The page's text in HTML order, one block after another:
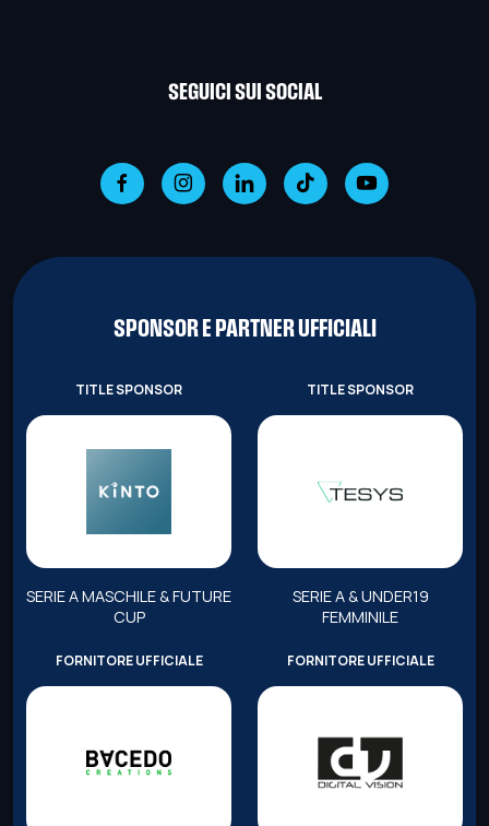
SEGUICI SUI SOCIAL
SPONSOR E PARTNER UFFICIALI
TITLE SPONSOR
SERIE A MASCHILE & FUTURE
CUP
TITLE SPONSOR
SERIE A & UNDER19
FEMMINILE
FORNITORE UFFICIALE FORNITORE UFFICIALE